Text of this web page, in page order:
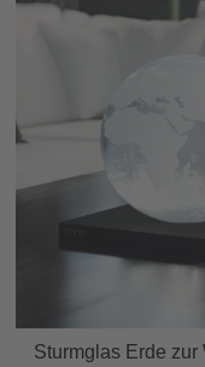
Sturmglas Erde zur